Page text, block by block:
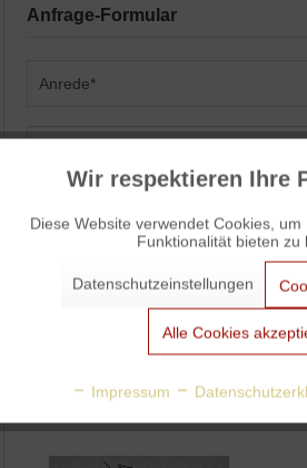
Anfrage-Formular
Funktionale
Personalisierung
Wir respektieren Ihre
Diese Website verwendet Cookies,
Funktionalität bieten zu
Datenschutzeinstellungen
Alle Cookies
Impressum